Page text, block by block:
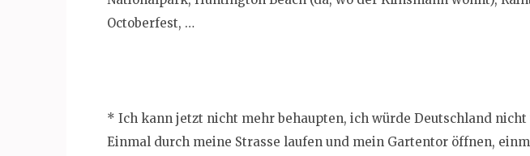
Octoberfest, …
* Ich kann jetzt nicht mehr behaupten, ich würde Deutschland
Einmal durch meine Strasse laufen und mein Gartentor öffnen,